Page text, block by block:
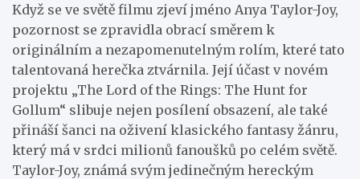
Když se ve světě filmu zjeví jméno Anya Taylor-Joy,
pozornost se zpravidla obrací směrem k
originálním a nezapomenutelným rolím, které tato
talentovaná herečka ztvárnila. Její účast v novém
projektu „The Lord of the Rings: The Hunt for
Gollum“ slibuje nejen posílení obsazení, ale také
přináší šanci na oživení klasického fantasy žánru,
který má v srdci milionů fanoušků po celém světě.
Taylor-Joy, známá svým jedinečným hereckým